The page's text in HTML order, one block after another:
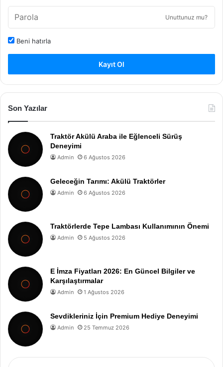
Unuttunuz mu?
Beni hatırla
Kayıt Ol
Son Yazılar
Traktör Akülü Araba ile Eğlenceli Sürüş
Deneyimi
Admin 6 Ağustos 2026
Geleceğin Tarımı: Akülü Traktörler
Admin 6 Ağustos 2026
Traktörlerde Tepe Lambası Kullanımının Önemi
Admin 5 Ağustos 2026
E İmza Fiyatları 2026: En Güncel Bilgiler ve
Karşılaştırmalar
Admin 1 Ağustos 2026
Sevdikleriniz İçin Premium Hediye Deneyimi
Admin 25 Temmuz 2026